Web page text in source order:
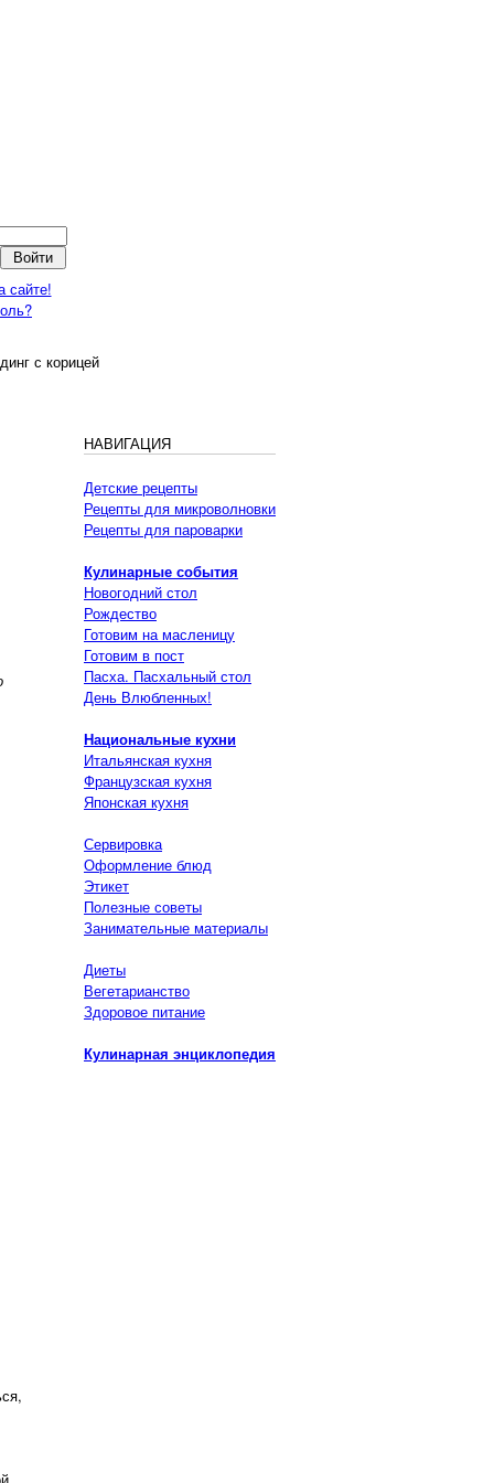
сайте!
с корицей
НАВИГАЦИЯ
Детские рецепты
Рецепты для микроволновки
Рецепты для пароварки
Кулинарные события
Новогодний стол
Рождество
Готовим на масленицу
Готовим в пост
Пасха. Пасхальный стол
День Влюбленных!
Национальные кухни
Итальянская кухня
Французская кухня
Японская кухня
Сервировка
Оформление блюд
Этикет
Полезные советы
Занимательные материалы
Диеты
Вегетарианство
Здоровое питание
Кулинарная энциклопедия